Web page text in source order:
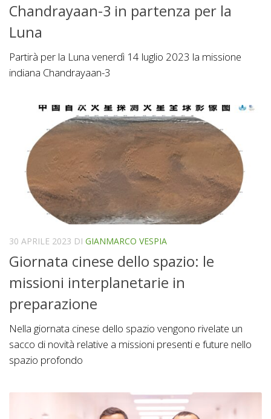
Chandrayaan-3 in partenza per la
Luna
Partirà per la Luna venerdì 14 luglio 2023 la missione
indiana Chandrayaan-3
30 APRILE 2023 DI GIANMARCO VESPIA
Giornata cinese dello spazio: le
missioni interplanetarie in
preparazione
Nella giornata cinese dello spazio vengono rivelate un
sacco di novità relative a missioni presenti e future nello
spazio profondo